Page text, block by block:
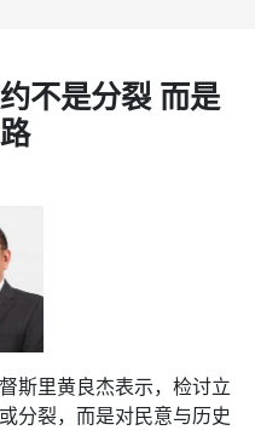
不是分裂 而是
斯里黄良杰表示，检讨立
分裂，而是对民意与历史